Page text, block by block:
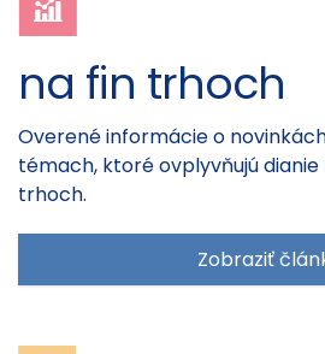
na fin trhoch
Overené informácie o
témach, ktoré ovplyvňujú
trhoch.
Zobraziť